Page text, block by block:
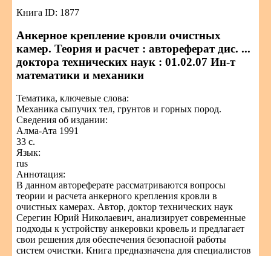
Книга ID: 1877
Анкерное крепление кровли очистных
камер. Теория и расчет : автореферат дис. ...
доктора технических наук : 01.02.07 Ин-т
математики и механики
Тематика, ключевые слова:
Механика сыпучих тел, грунтов и горных пород.
Сведения об издании:
Алма-Ата 1991
33 с.
Язык:
rus
Аннотация:
В данном автореферате рассматриваются вопросы
теории и расчета анкерного крепления кровли в
очистных камерах. Автор, доктор технических наук
Серегин Юрий Николаевич, анализирует современные
подходы к устройству анкеровки кровель и предлагает
свои решения для обеспечения безопасной работы
систем очистки. Книга предназначена для специалистов